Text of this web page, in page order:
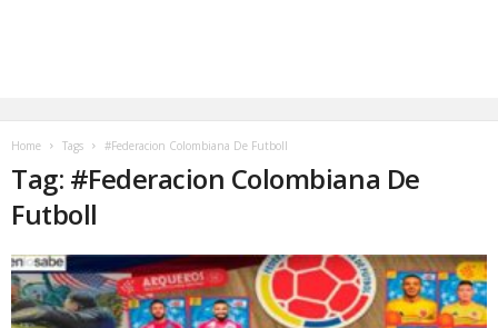
Home Tags #Federacion Colombiana De Futboll
Tag: #Federacion Colombiana De
Futboll